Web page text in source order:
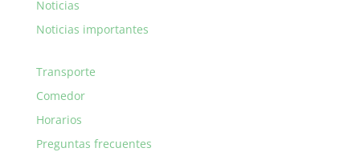
Noticias
Noticias importantes
Transporte
Comedor
Horarios
Preguntas frecuentes